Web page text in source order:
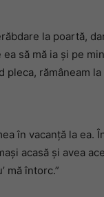
la poartă,
să mă ia și pe
pleca, rămâneam
în vacanță la ea.
acasă și avea
mă întorc.”